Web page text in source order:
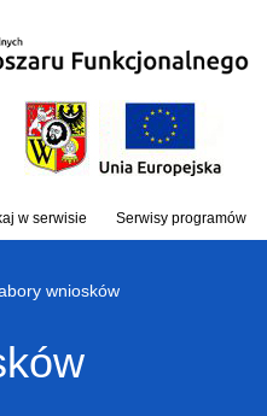
w serwisie Serwisy programów
wniosków